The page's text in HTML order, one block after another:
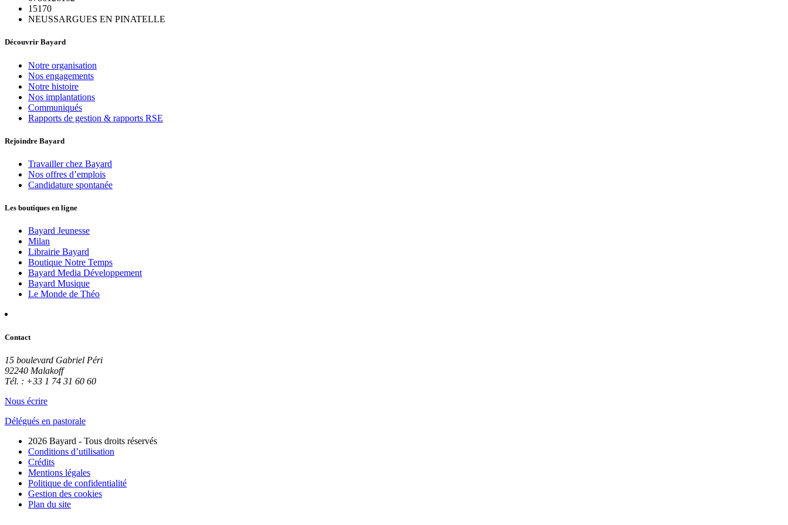
15170
NEUSSARGUES EN PINATELLE
Découvrir Bayard
Notre organisation
Nos engagements
Notre histoire
Nos implantations
Communiqués
Rapports de gestion & rapports RSE
Rejoindre Bayard
Travailler chez Bayard
Nos offres d’emplois
Candidature spontanée
Les boutiques en ligne
Bayard Jeunesse
Milan
Librairie Bayard
Boutique Notre Temps
Bayard Media Développement
Bayard Musique
Le Monde de Théo
Contact
15 boulevard Gabriel Péri
92240 Malakoff
Tél. : +33 1 74 31 60 60
Nous écrire
Délégués en pastorale
2026 Bayard - Tous droits réservés
Conditions d’utilisation
Crédits
Mentions légales
Politique de confidentialité
Gestion des cookies
Plan du site